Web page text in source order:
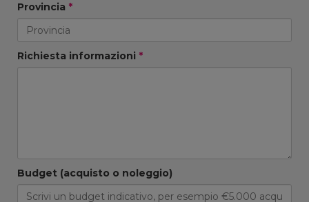
Provincia *
Richiesta informazioni *
Budget (acquisto o noleggio)